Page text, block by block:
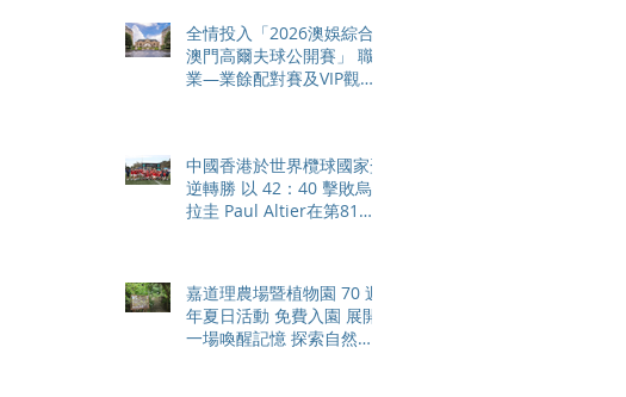
全情投入「2026澳娛綜合
澳門高爾夫球公開賽」 職
業—業餘配對賽及VIP觀賽
中國香港於世界欖球國家盃
逆轉勝 以 42：40 擊敗烏
拉圭 Paul Altier在第81分
嘉道理農場暨植物園 70 週
年夏日活動 免費入園 展開
一場喚醒記憶 探索自然與